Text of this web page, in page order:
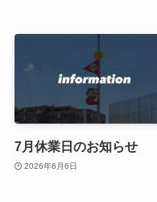
7月休業日のお知らせ
2026年6月6日